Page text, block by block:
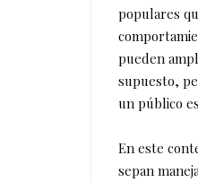
populares
pueden
supuesto,
un público
En este
sepan